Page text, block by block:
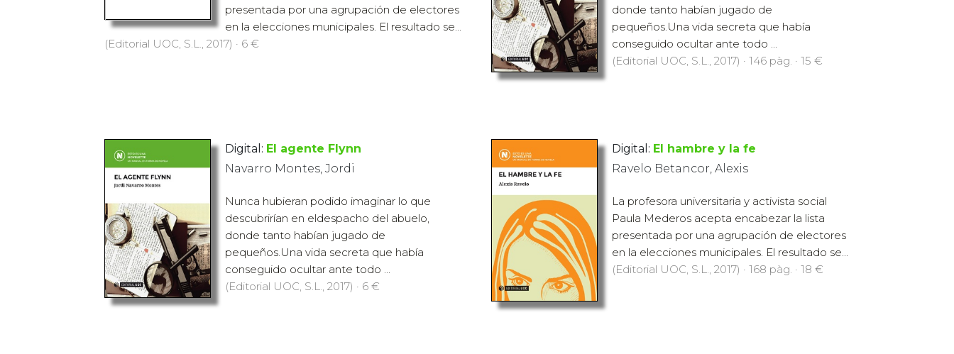
presentada por una agrupación de electores
en la elecciones municipales. El resultado se...
(Editorial UOC, S.L., 2017) · 6 €
donde tanto habían jugado de
pequeños.Una vida secreta que había
conseguido ocultar ante todo ...
(Editorial UOC, S.L., 2017) · 146 pàg. · 15 €
Digital: El agente Flynn
Navarro Montes, Jordi
Nunca hubieran podido imaginar lo que
descubrirían en eldespacho del abuelo,
donde tanto habían jugado de
pequeños.Una vida secreta que había
conseguido ocultar ante todo ...
(Editorial UOC, S.L., 2017) · 6 €
Digital: El hambre y la fe
Ravelo Betancor, Alexis
La profesora universitaria y activista social
Paula Mederos acepta encabezar la lista
presentada por una agrupación de electores
en la elecciones municipales. El resultado se...
(Editorial UOC, S.L., 2017) · 168 pàg. · 18 €